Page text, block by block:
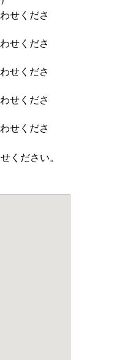
せくださ
せくださ
せくださ
せくださ
せくださ
ください。